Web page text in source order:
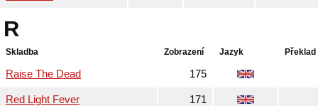
R
Skladba Zobrazení Jazyk Překlad
Raise The Dead 175
Red Light Fever 171